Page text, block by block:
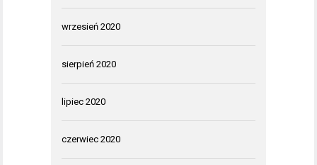
wrzesień 2020
sierpień 2020
lipiec 2020
czerwiec 2020